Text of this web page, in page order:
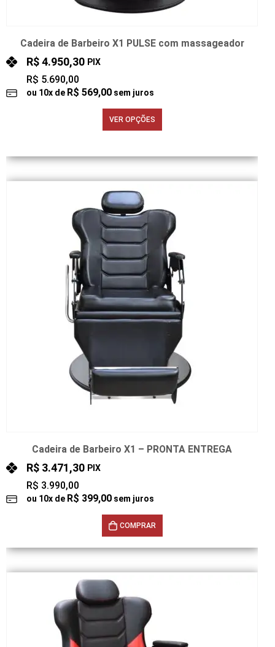
Cadeira de Barbeiro X1 PULSE com massageador
R$4.950,30 PIX
R$ 5.690,00
ou 10x de R$ 569,00 sem juros
VER OPÇÕES
Cadeira de Barbeiro X1 – PRONTA ENTREGA
R$ 3.471,30 PIX
R$ 3.990,00
ou 10x de R$ 399,00 sem juros
COMPRAR